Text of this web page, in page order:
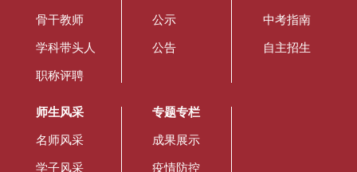
骨干教师
学科带头人
职称评聘
公示
公告
中考指南
自主招生
师生风采
名师风采
学子风采
专题专栏
成果展示
疫情防控